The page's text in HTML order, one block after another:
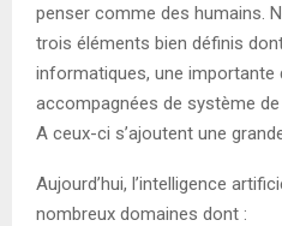
penser comme des humains.
trois éléments bien définis
informatiques, une importante
accompagnées de système
A ceux-ci s’ajoutent une
Aujourd’hui, l’intelligence
nombreux domaines dont :